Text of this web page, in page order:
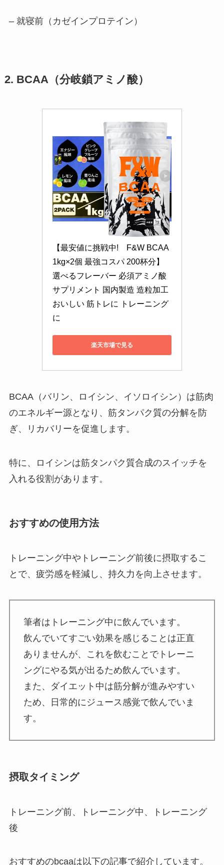
– 就寝前（カゼインプロテイン）
2. BCAA（分岐鎖アミノ酸）
【最安値に挑戦中!　F&W BCAA
1kg×2個 最強コスパ 200杯分】
選べるフレーバー 必須アミノ酸
サプリメント 国内製造 造粒加工
おいしい 筋トレに トレーニング
に
楽天市場で見る
BCAA（バリン、ロイシン、イソロイシン）は筋肉
のエネルギー源となり、筋タンパク質の分解を防
ぎ、リカバリーを促進します。
特に、ロイシンは筋タンパク質合成のスイッチを
入れる役割があります。
おすすめの使用方法
トレーニング中やトレーニング前後に摂取するこ
とで、疲労感を軽減し、持久力を向上させます。
筆者はトレーニング中に飲んでいます。
飲んでいてすごい効果を感じることは正直
ありませんが、これを飲むことでトレーニ
ングにやる気が出るため飲んでいます。
また、ダイエット中は筋分解が進みやすい
ため、日常的にジュース感覚で飲んでいま
す。
摂取タイミング
トレーニング前、トレーニング中、トレーニング
後
おすすめのbcaaは以下の記事で紹介しています。